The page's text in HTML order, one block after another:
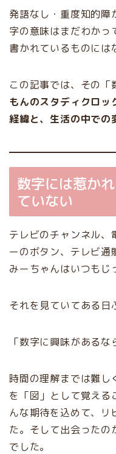
発語なし・重度知的障
字の意味はまだわかっ
書かれているものには
この記事では、その「
もんのスタディクロッ
経緯と、生活の中での
数字には惹か
ていない
テレビのチャンネル、
ーのボタン、テレビ通
みーちゃんはいつもじ
それを見ていてある日
「数字に興味がある
時間の理解までは難し
を「図」として覚える
んな期待を込めて、リ
た。そして出会ったの
でした。